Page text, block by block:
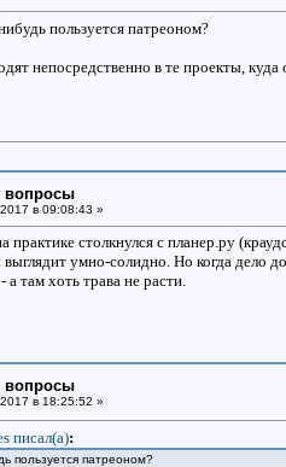
пользуется патреоном?
непосредственно в те проекты,
вопросы
в 09:08:43 »
практике столкнулся с планер.ру
умно-солидно. Но когда дело
а там хоть трава не расти.
вопросы
в 18:25:52 »
писал(a):
пользуется патреоном?